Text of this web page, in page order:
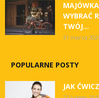
WYBRAĆ
TWÓJ...
31 marca
POPULARNE POSTY
JAK